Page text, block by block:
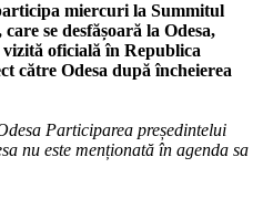
miercuri la Summitul
se desfășoară la Odesa,
oficială în Republica
către Odesa după încheierea
Participarea președintelui
nu este menționată în agenda sa